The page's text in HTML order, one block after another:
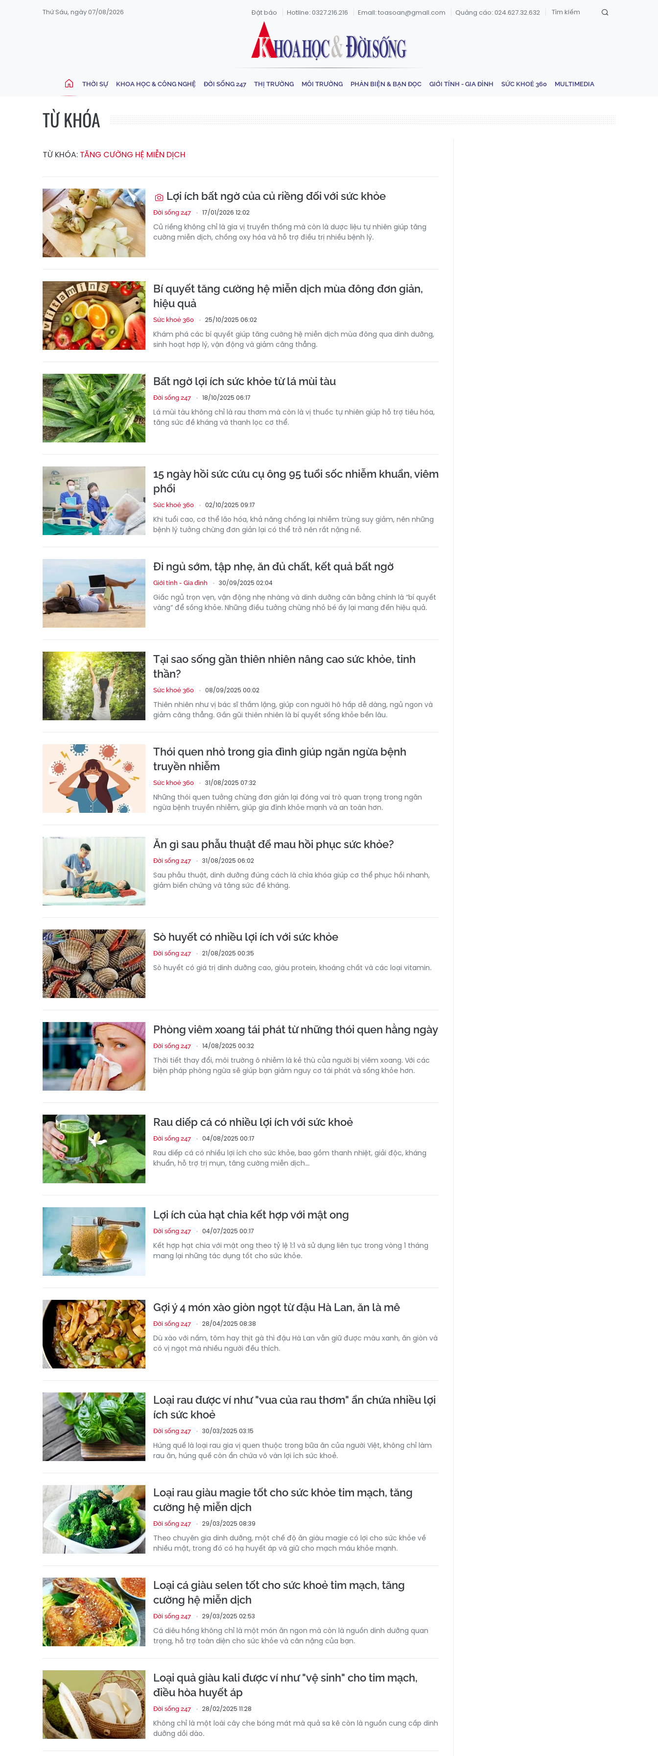
Thứ Sáu, ngày 07/08/2026 Đặt báo Hotline: 0327.216.216 Email: toasoan@gmail.com Quảng cáo: 024.627.32.632
THỜI SỰ KHOA HỌC & CÔNG NGHỆ ĐỜI SỐNG 247 THỊ TRƯỜNG MÔI TRƯỜNG PHẢN BIỆN & BẠN ĐỌC GIỚI TÍNH - GIA ĐÌNH SỨC KHOẺ 360 MULTIMEDIA
TỪ KHÓA
TỪ KHÓA: TĂNG CƯỜNG HỆ MIỄN DỊCH
Lợi ích bất ngờ của củ riềng đối với sức khỏe
Đời sống 247 17/01/2026 12:02
Củ riềng không chỉ là gia vị truyền thống mà còn là dược liệu tự nhiên giúp tăng
cường miễn dịch, chống oxy hóa và hỗ trợ điều trị nhiều bệnh lý.
Bí quyết tăng cường hệ miễn dịch mùa đông đơn giản,
hiệu quả
Sức khoẻ 360 25/10/2025 06:02
Khám phá các bí quyết giúp tăng cường hệ miễn dịch mùa đông qua dinh dưỡng,
sinh hoạt hợp lý, vận động và giảm căng thẳng.
Bất ngờ lợi ích sức khỏe từ lá mùi tàu
Đời sống 247 18/10/2025 06:17
Lá mùi tàu không chỉ là rau thơm mà còn là vị thuốc tự nhiên giúp hỗ trợ tiêu hóa,
tăng sức đề kháng và thanh lọc cơ thể.
15 ngày hồi sức cứu cụ ông 95 tuổi sốc nhiễm khuẩn, viêm
phổi
Sức khoẻ 360 02/10/2025 09:17
Khi tuổi cao, cơ thể lão hóa, khả năng chống lại nhiễm trùng suy giảm, nên những
bệnh lý tưởng chừng đơn giản lại có thể trở nên rất nặng nề.
Đi ngủ sớm, tập nhẹ, ăn đủ chất, kết quả bất ngờ
Giới tính - Gia đình 30/09/2025 02:04
Giấc ngủ trọn vẹn, vận động nhẹ nhàng và dinh dưỡng cân bằng chính là “bí quyết
vàng” để sống khỏe. Những điều tưởng chừng nhỏ bé ấy lại mang đến hiệu quả.
Tại sao sống gần thiên nhiên nâng cao sức khỏe, tinh
thần?
Sức khoẻ 360 08/09/2025 00:02
Thiên nhiên như vị bác sĩ thầm lặng, giúp con người hô hấp dễ dàng, ngủ ngon và
giảm căng thẳng. Gần gũi thiên nhiên là bí quyết sống khỏe bền lâu.
Thói quen nhỏ trong gia đình giúp ngăn ngừa bệnh
truyền nhiễm
Sức khoẻ 360 31/08/2025 07:32
Những thói quen tưởng chừng đơn giản lại đóng vai trò quan trọng trong ngăn
ngừa bệnh truyền nhiễm, giúp gia đình khỏe mạnh và an toàn hơn.
Ăn gì sau phẫu thuật để mau hồi phục sức khỏe?
Đời sống 247 31/08/2025 06:02
Sau phẫu thuật, dinh dưỡng đúng cách là chìa khóa giúp cơ thể phục hồi nhanh,
giảm biến chứng và tăng sức đề kháng.
Sò huyết có nhiều lợi ích với sức khỏe
Đời sống 247 21/08/2025 00:35
Sò huyết có giá trị dinh dưỡng cao, giàu protein, khoáng chất và các loại vitamin.
Phòng viêm xoang tái phát từ những thói quen hằng ngày
Đời sống 247 14/08/2025 00:32
Thời tiết thay đổi, môi trường ô nhiễm là kẻ thù của người bị viêm xoang. Với các
biện pháp phòng ngừa sẽ giúp bạn giảm nguy cơ tái phát và sống khỏe hơn.
Rau diếp cá có nhiều lợi ích với sức khoẻ
Đời sống 247 04/08/2025 00:17
Rau diếp cá có nhiều lợi ích cho sức khỏe, bao gồm thanh nhiệt, giải độc, kháng
khuẩn, hỗ trợ trị mụn, tăng cường miễn dịch...
Lợi ích của hạt chia kết hợp với mật ong
Đời sống 247 04/07/2025 00:17
Kết hợp hạt chia với mật ong theo tỷ lệ 1:1 và sử dụng liên tục trong vòng 1 tháng
mang lại những tác dụng tốt cho sức khỏe.
Gợi ý 4 món xào giòn ngọt từ đậu Hà Lan, ăn là mê
Đời sống 247 28/04/2025 08:38
Dù xào với nấm, tôm hay thịt gà thì đậu Hà Lan vẫn giữ được màu xanh, ăn giòn và
có vị ngọt mà nhiều người đều thích.
Loại rau được ví như "vua của rau thơm" ẩn chứa nhiều lợi
ích sức khoẻ
Đời sống 247 30/03/2025 03:15
Húng quế là loại rau gia vị quen thuộc trong bữa ăn của người Việt, không chỉ làm
rau ăn, húng quế còn ẩn chứa vô vàn lợi ích sức khoẻ.
Loại rau giàu magie tốt cho sức khỏe tim mạch, tăng
cường hệ miễn dịch
Đời sống 247 29/03/2025 08:39
Theo chuyên gia dinh dưỡng, một chế độ ăn giàu magie có lợi cho sức khỏe về
nhiều mặt, trong đó có hạ huyết áp và giữ cho mạch máu khỏe mạnh.
Loại cá giàu selen tốt cho sức khoẻ tim mạch, tăng
cường hệ miễn dịch
Đời sống 247 29/03/2025 02:53
Cá diêu hồng không chỉ là một món ăn ngon mà còn là nguồn dinh dưỡng quan
trọng, hỗ trợ toàn diện cho sức khỏe và cân nặng của bạn.
Loại quả giàu kali được ví như "vệ sinh" cho tim mạch,
điều hòa huyết áp
Đời sống 247 28/02/2025 11:28
Không chỉ là một loài cây che bóng mát mà quả sa kê còn là nguồn cung cấp dinh
dưỡng dồi dào.